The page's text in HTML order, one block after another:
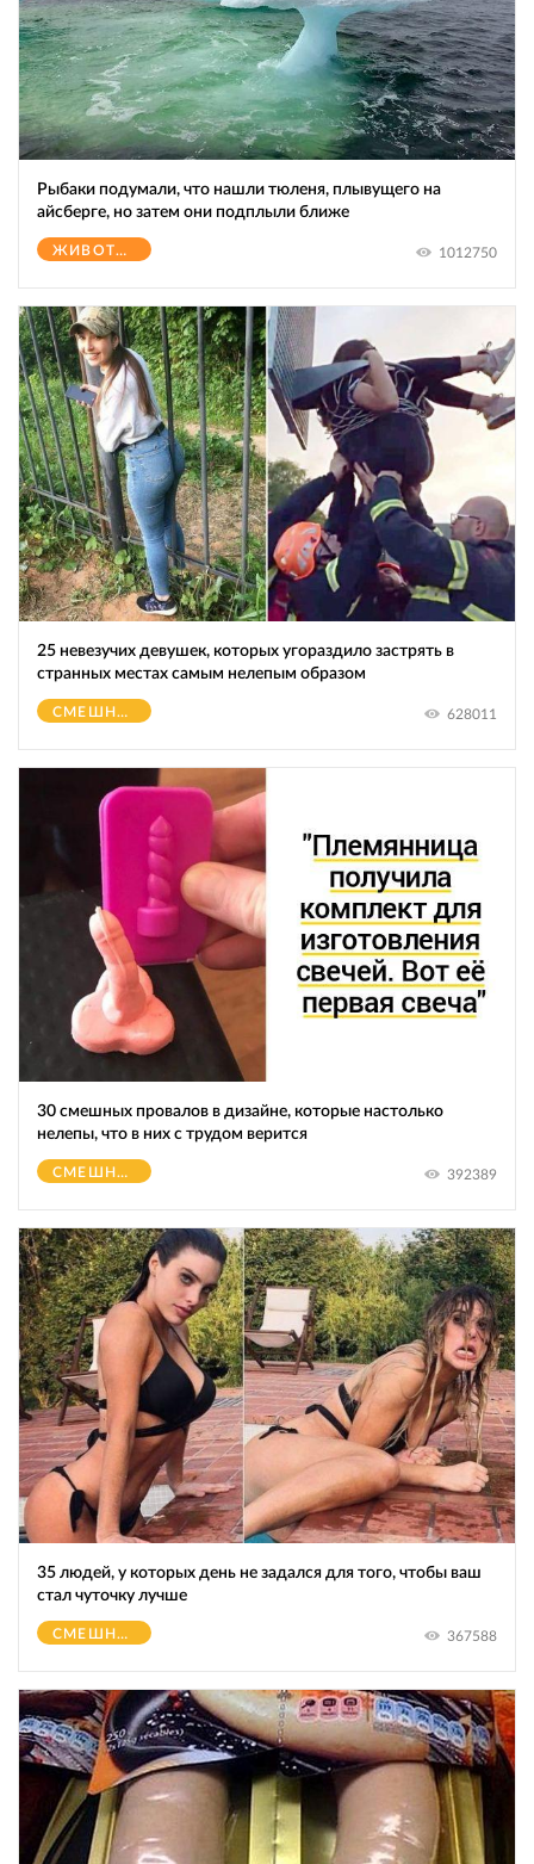
Рыбаки подумали, что нашли тюленя, плывущего на
айсберге, но затем они подплыли ближе
ЖИВОТНЫЕ 1012750
25 невезучих девушек, которых угораздило застрять в
странных местах самым нелепым образом
СМЕШНОЕ 628011
30 смешных провалов в дизайне, которые настолько
нелепы, что в них с трудом верится
СМЕШНОЕ 392389
35 людей, у которых день не задался для того, чтобы ваш
стал чуточку лучше
СМЕШНОЕ 367588